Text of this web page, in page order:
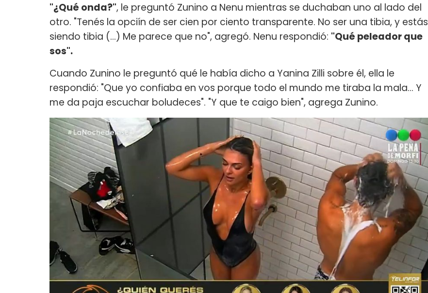
"¿Qué onda?", le preguntó Zunino a Nenu mientras se duchaban uno al lado del
otro. "Tenés la opciín de ser cien por ciento transparente. No ser una tibia, y estás
siendo tibia (...) Me parece que no", agregó. Nenu respondió: "Qué peleador que
sos".
Cuando Zunino le preguntó qué le había dicho a Yanina Zilli sobre él, ella le
respondió: "Que yo confiaba en vos porque todo el mundo me tiraba la mala... Y
me da paja escuchar boludeces". "Y que te caigo bien", agrega Zunino.